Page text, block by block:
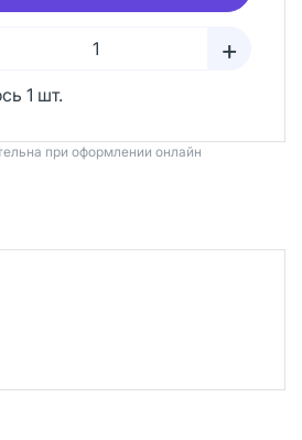
+
1 шт.
при оформлении онлайн